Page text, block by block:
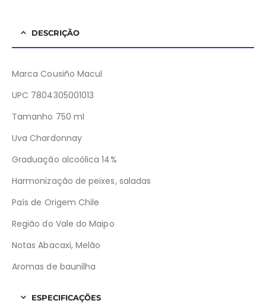
DESCRIÇÃO
Marca Cousiño Macul
UPC 7804305001013
Tamanho 750 ml
Uva Chardonnay
Graduação alcoólica 14%
Harmonização de peixes, saladas
País de Origem Chile
Região do Vale do Maipo
Notas Abacaxi, Melão
Aromas de baunilha
ESPECIFICAÇÕES